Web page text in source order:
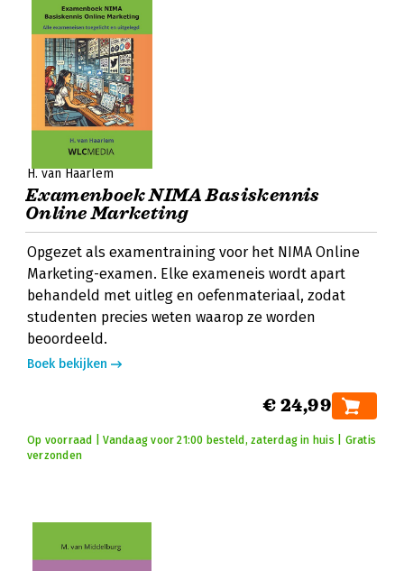
H. van Haarlem
Examenboek NIMA Basiskennis
Online Marketing
Opgezet als examentraining voor het NIMA Online
Marketing-examen. Elke exameneis wordt apart
behandeld met uitleg en oefenmateriaal, zodat
studenten precies weten waarop ze worden
beoordeeld.
Boek bekijken
€ 24,99
Op voorraad | Vandaag voor 21:00 besteld, zaterdag in huis | Gratis
verzonden